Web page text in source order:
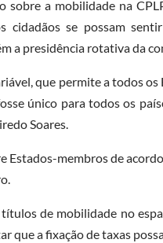
sobre a mobilidade na
cidadãos se possam
a presidência rotativa da
que permite a todos
único para todos os
Soares.
Estados-membros de
de mobilidade no
que a fixação de taxas